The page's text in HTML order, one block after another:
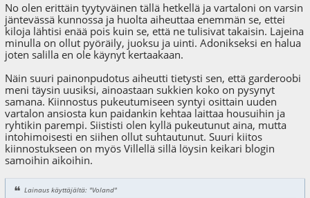
No olen erittäin tyytyväinen tällä hetkellä ja vartaloni on varsin
jäntevässä kunnossa ja huolta aiheuttaa enemmän se, ettei
kiloja lähtisi enää pois kuin se, että ne tulisivat takaisin. Lajeina
minulla on ollut pyöräily, juoksu ja uinti. Adonikseksi en halua
joten salilla en ole käynyt kertaakaan.
Näin suuri painonpudotus aiheutti tietysti sen, että garderoobi
meni täysin uusiksi, ainoastaan sukkien koko on pysynyt
samana. Kiinnostus pukeutumiseen syntyi osittain uuden
vartalon ansiosta kun paidankin kehtaa laittaa housuihin ja
ryhtikin parempi. Siististi olen kyllä pukeutunut aina, mutta
intohimoisesti en siihen ollut suhtautunut. Suuri kiitos
kiinnostukseen on myös Villellä sillä löysin keikari blogin
samoihin aikoihin.
Lainaus käyttäjältä: "Voland"